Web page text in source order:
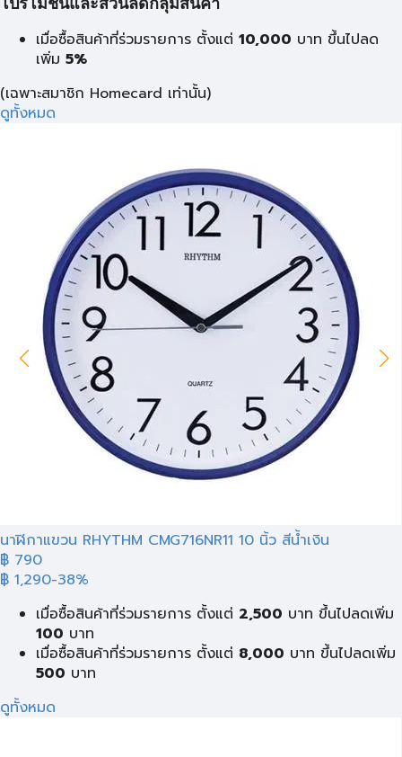
โปรโมชั่นและส่วนลดกลุ่มสินค้า
เมื่อซื้อสินค้าที่ร่วมรายการ ตั้งแต่ 10,000 บาท ขึ้นไปลด
เพิ่ม 5%
(เฉพาะสมาชิก Homecard เท่านั้น)
ดูทั้งหมด
นาฬิกาแขวน RHYTHM CMG716NR11 10 นิ้ว สีน้ำเงิน
฿ 790
฿ 1,290-38%
เมื่อซื้อสินค้าที่ร่วมรายการ ตั้งแต่ 2,500 บาท ขึ้นไปลดเพิ่ม
100 บาท
เมื่อซื้อสินค้าที่ร่วมรายการ ตั้งแต่ 8,000 บาท ขึ้นไปลดเพิ่ม
500 บาท
ดูทั้งหมด